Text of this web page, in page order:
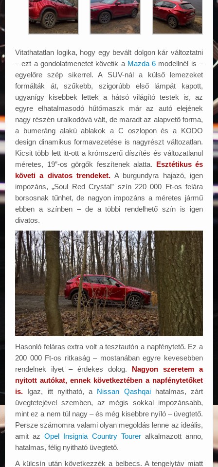
Vitathatatlan logika, hogy egy bevált dolgon kár változtatni
– ezt a gondolatmenetet követik a Mazda 6 modellnél is –
egyelőre szép sikerrel. A SUV-nál a külső lemezeket
formálták át, szűkebb, szigorúbb első lámpát kapott,
ugyanígy kisebbek lettek a hátsó világító testek is, az
egyre elhatalmasodó hűtőmaszk már az autó elejének
nagy részén uralkodóvá vált, de maradt az alapvető forma,
a bumeráng alakú ablakok a C oszlopon és a KODO
design dinamikus formavezetése is nagyrészt változatlan.
Kicsit több lett itt-ott a krómszerű díszítés és változatlanul
méretes, 19”-os görgők feszítenek alatta. Esztétikus és
követi a divatos trendeket. A burgundyra hajazó, igen
impozáns, „Soul Red Crystal” szín 220 000 Ft-os felára
borsosnak tűnhet, de nagyon impozáns a méretes jármű
ebben a színben – de a többi rendelhető szín is igen
divatos.
Hasonló feláras extra volt a tesztautón a napfénytető. Ez a
200 000 Ft-os ritkaság – mostanában egyre kevesebben
rendelnek ilyet – érdekes dolog. Nagyon szeretem a
nyitott autókat, ennek következtében a napfénytetőket
is. Igaz, itt nyitható, a Nissan Qashqaihatalmas, zárt
üvegtetejével szemben, az mégis sokkal impozánsabb,
mint ez a nem túl nagy – és még kisebbre nyíló – üvegtető.
Persze számomra valami olyan megoldás lenne az ideális,
amit azOpel Insignia Country Tourer alkalmazott anno,
hatalmas, félig nyitható üvegtető.
A külcsín után következzék a belbecs. A tengelytáv miatt